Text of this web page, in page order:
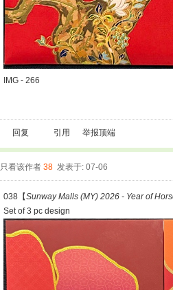
IMG - 266
回复 引用 举报顶端
只看该作者 38 发表于: 07-06
038【Sunway Malls (MY) 2026 - Year of
Set of 3 pc design